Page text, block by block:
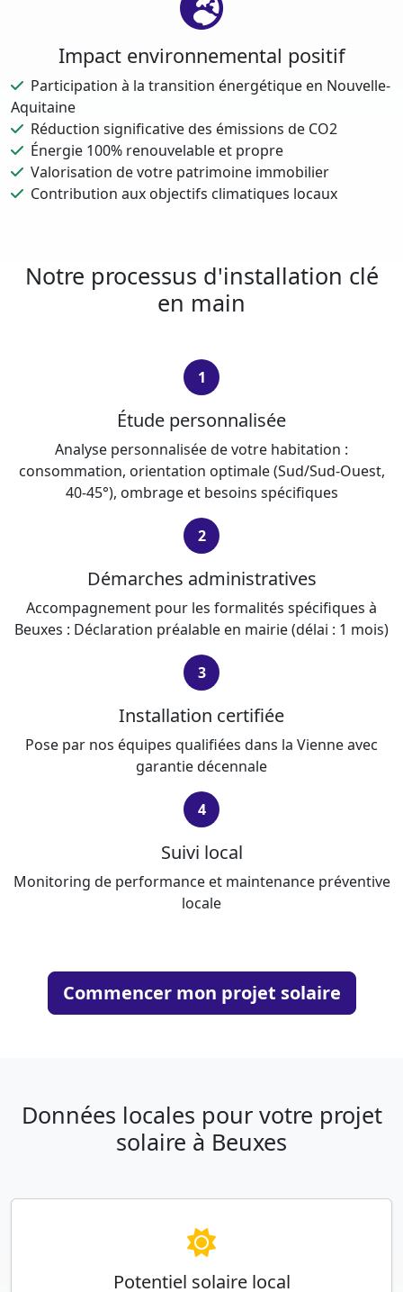
Impact environnemental positif
Participation à la transition énergétique en Nouvelle-
Aquitaine
Réduction significative des émissions de CO2
Énergie 100% renouvelable et propre
Valorisation de votre patrimoine immobilier
Contribution aux objectifs climatiques locaux
Notre processus d'installation clé
en main
1
Étude personnalisée
Analyse personnalisée de votre habitation :
consommation, orientation optimale (Sud/Sud-Ouest,
40-45°), ombrage et besoins spécifiques
2
Démarches administratives
Accompagnement pour les formalités spécifiques à
Beuxes : Déclaration préalable en mairie (délai : 1 mois)
3
Installation certifiée
Pose par nos équipes qualifiées dans la Vienne avec
garantie décennale
4
Suivi local
Monitoring de performance et maintenance préventive
locale
Commencer mon projet solaire
Données locales pour votre projet
solaire à Beuxes
Potentiel solaire local